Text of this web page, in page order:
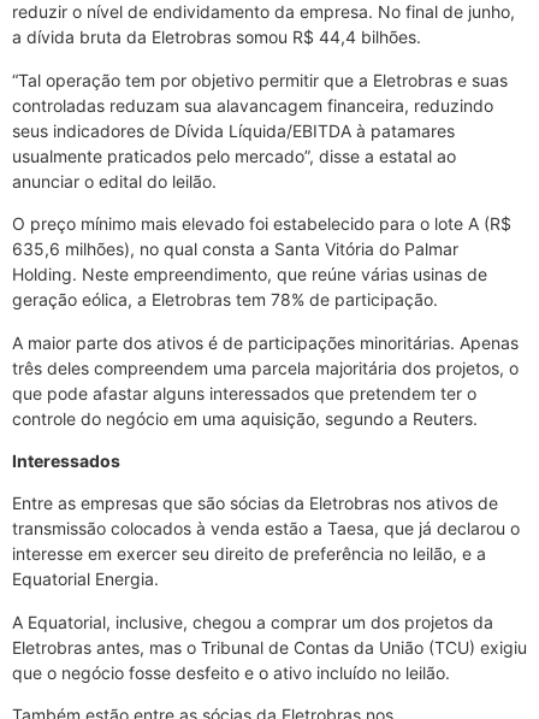
reduzir o nível de endividamento da empresa. No final de junho,
a dívida bruta da Eletrobras somou R$ 44,4 bilhões.
“Tal operação tem por objetivo permitir que a Eletrobras e suas
controladas reduzam sua alavancagem financeira, reduzindo
seus indicadores de Dívida Líquida/EBITDA à patamares
usualmente praticados pelo mercado”, disse a estatal ao
anunciar o edital do leilão.
O preço mínimo mais elevado foi estabelecido para o lote A (R$
635,6 milhões), no qual consta a Santa Vitória do Palmar
Holding. Neste empreendimento, que reúne várias usinas de
geração eólica, a Eletrobras tem 78% de participação.
A maior parte dos ativos é de participações minoritárias. Apenas
três deles compreendem uma parcela majoritária dos projetos, o
que pode afastar alguns interessados que pretendem ter o
controle do negócio em uma aquisição, segundo a Reuters.
Interessados
Entre as empresas que são sócias da Eletrobras nos ativos de
transmissão colocados à venda estão a Taesa, que já declarou o
interesse em exercer seu direito de preferência no leilão, e a
Equatorial Energia.
A Equatorial, inclusive, chegou a comprar um dos projetos da
Eletrobras antes, mas o Tribunal de Contas da União (TCU) exigiu
que o negócio fosse desfeito e o ativo incluído no leilão.